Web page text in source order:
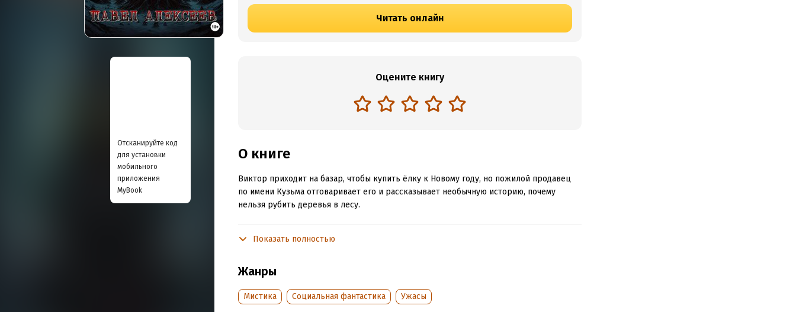
Отсканируйте код
для установки
мобильного
приложения
MyBook
Читать онлайн
Оцените книгу
О книге
Виктор приходит на базар, чтобы купить ёлку к Новому году, но пожилой продавец
по имени Кузьма отговаривает его и рассказывает необычную историю, почему
нельзя рубить деревья в лесу.
Дата написания:
Объем:14819
Год издания:2022
Показать полностью
Жанры
Мистика Социальная фантастика Ужасы